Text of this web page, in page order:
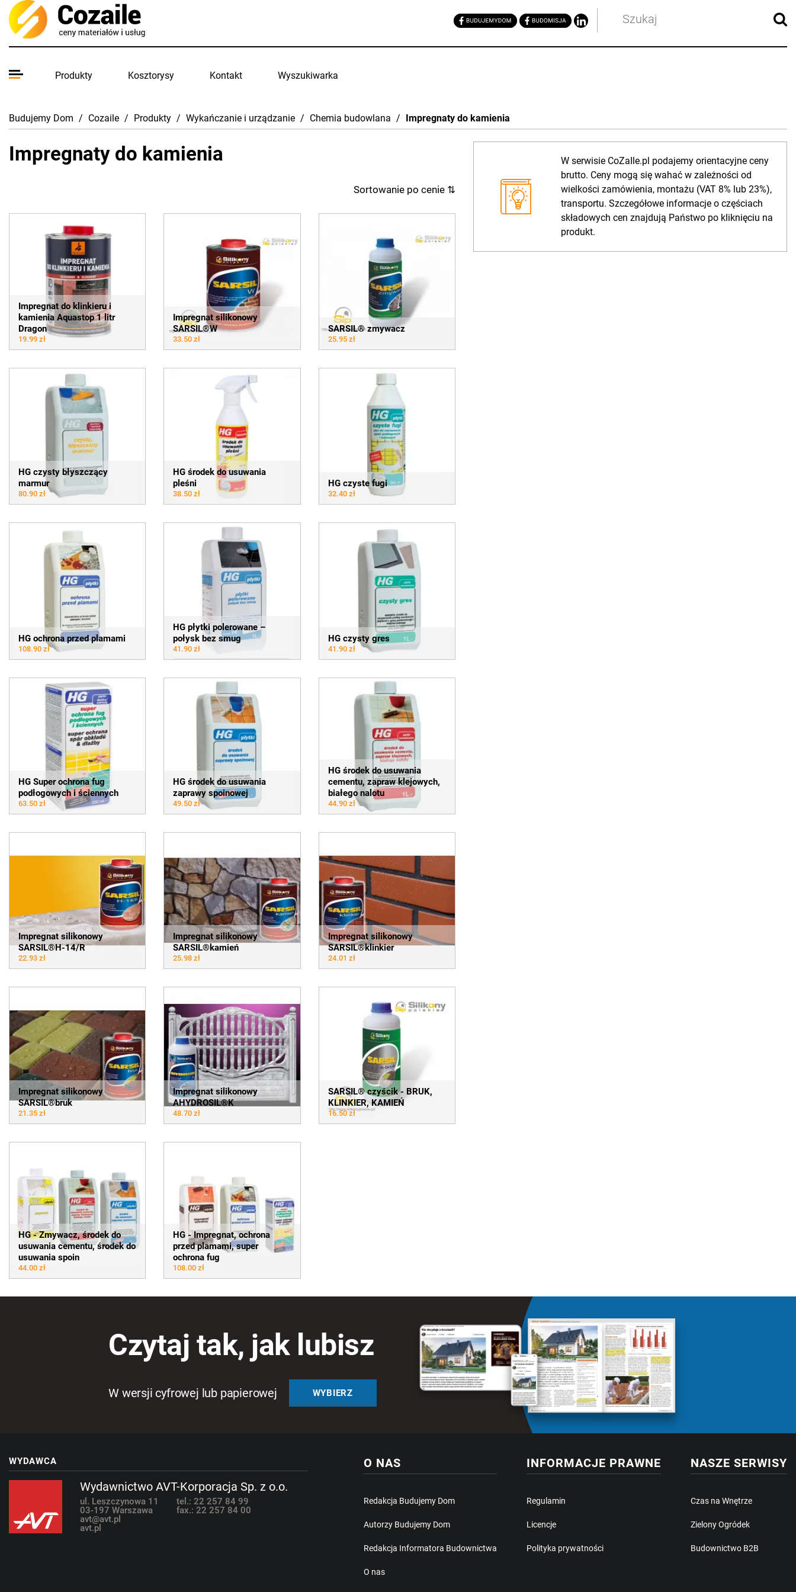
Produkty Kosztorysy Kontakt Wyszukiwarka
Budujemy Dom / Cozaile / Produkty / Wykańczanie i urządzanie / Chemia budowlana / Impregnaty do kamienia
Impregnaty do kamienia
Sortowanie po cenie ⇅
Impregnat do klinkieru i
kamienia Aquastop 1 litr
Dragon
19.99 zł
Impregnat silikonowy
SARSIL®W
33.50 zł
SARSIL® zmywacz
25.95 zł
HG czysty błyszczący
marmur
80.90 zł
HG środek do usuwania
pleśni
38.50 zł
HG czyste fugi
32.40 zł
HG ochrona przed plamami
108.90 zł
HG płytki polerowane –
połysk bez smug
41.90 zł
HG czysty gres
41.90 zł
HG Super ochrona fug
podłogowych i ściennych
63.50 zł
HG środek do usuwania
zaprawy spoinowej
49.50 zł
HG środek do usuwania
cementu, zapraw klejowych,
białego nalotu
44.90 zł
Impregnat silikonowy
SARSIL®H-14/R
22.93 zł
Impregnat silikonowy
SARSIL®kamień
25.98 zł
Impregnat silikonowy
SARSIL®klinkier
24.01 zł
Impregnat silikonowy
SARSIL®bruk
21.35 zł
Impregnat silikonowy
AHYDROSIL®K
48.70 zł
SARSIL® czyścik - BRUK,
KLINKIER, KAMIEŃ
16.50 zł
HG - Zmywacz, środek do
usuwania cementu, środek do
usuwania spoin
44.00 zł
HG - Impregnat, ochrona
przed plamami, super
ochrona fug
108.00 zł
W serwisie CoZaIle.pl podajemy orientacyjne ceny
brutto. Ceny mogą się wahać w zależności od
wielkości zamówienia, montażu (VAT 8% lub 23%),
transportu. Szczegółowe informacje o częściach
składowych cen znajdują Państwo po kliknięciu na
produkt.
Czytaj tak, jak lubisz
W wersji cyfrowej lub papierowej WYBIERZ
WYDAWCA
Wydawnictwo AVT-Korporacja Sp. z o.o.
ul. Leszczynowa 11
03-197 Warszawa
tel.: 22 257 84 99
fax.: 22 257 84 00
avt@avt.pl
avt.pl
O NAS
Redakcja Budujemy Dom
Autorzy Budujemy Dom
Redakcja Informatora Budownictwa
O nas
INFORMACJE PRAWNE
Regulamin
Licencje
Polityka prywatności
NASZE SERWISY
Czas na Wnętrze
Zielony Ogródek
Budownictwo B2B